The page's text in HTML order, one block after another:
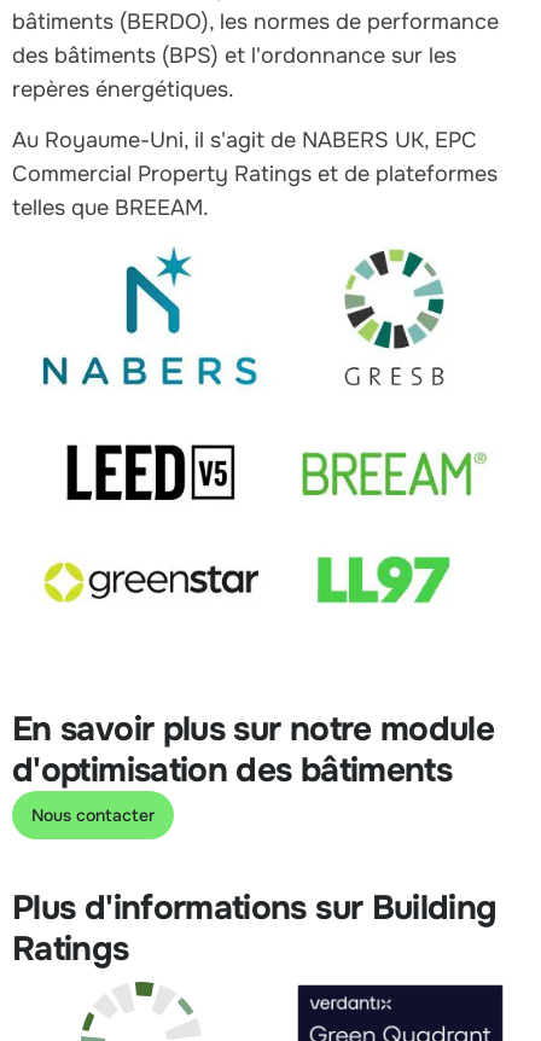
bâtiments (BERDO), les normes de performance
des bâtiments (BPS) et l'ordonnance sur les
repères énergétiques.
Au Royaume-Uni, il s'agit de NABERS UK, EPC
Commercial Property Ratings et de plateformes
telles que BREEAM.
En savoir plus sur notre module
d'optimisation des bâtiments
Nous contacter
Plus d'informations sur Building
Ratings